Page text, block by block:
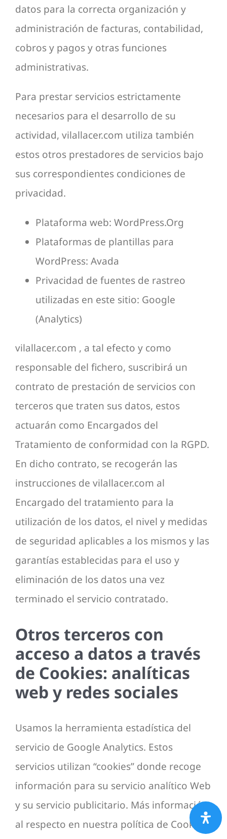
datos para la correcta organización y
administración de facturas, contabilidad,
cobros y pagos y otras funciones
administrativas.
Para prestar servicios estrictamente
necesarios para el desarrollo de su
actividad, vilallacer.com utiliza también
estos otros prestadores de servicios bajo
sus correspondientes condiciones de
privacidad.
Plataforma web: WordPress.Org
Plataformas de plantillas para
WordPress: Avada
Privacidad de fuentes de rastreo
utilizadas en este sitio: Google
(Analytics)
vilallacer.com , a tal efecto y como
responsable del fichero, suscribirá un
contrato de prestación de servicios con
terceros que traten sus datos, estos
actuarán como Encargados del
Tratamiento de conformidad con la RGPD.
En dicho contrato, se recogerán las
instrucciones de vilallacer.com al
Encargado del tratamiento para la
utilización de los datos, el nivel y medidas
de seguridad aplicables a los mismos y las
garantías establecidas para el uso y
eliminación de los datos una vez
terminado el servicio contratado.
Otros terceros con
acceso a datos a través
de Cookies: analíticas
web y redes sociales
Usamos la herramienta estadística del
servicio de Google Analytics. Estos
servicios utilizan “cookies” donde recoge
información para su servicio analítico Web
y su servicio publicitario. Más información
al respecto en nuestra política de Cookies.